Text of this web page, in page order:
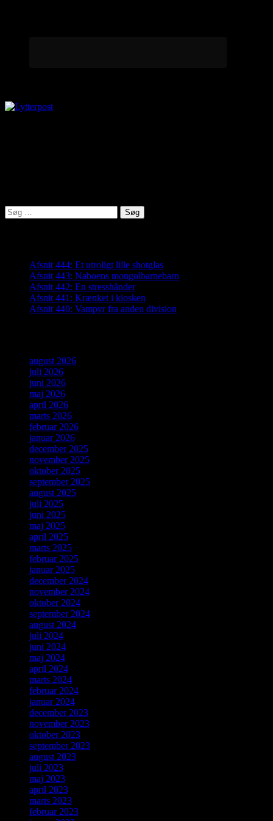
Søg
efter:
Afsnit 444: Et utroligt lille shotglas
Afsnit 443: Naboens mongolbarnebarn
Afsnit 442: En stresshånder
Afsnit 441: Krænket i kiosken
Afsnit 440: Vampyr fra anden division
august 2026
juli 2026
juni 2026
maj 2026
april 2026
marts 2026
februar 2026
januar 2026
december 2025
november 2025
oktober 2025
september 2025
august 2025
juli 2025
juni 2025
maj 2025
april 2025
marts 2025
februar 2025
januar 2025
december 2024
november 2024
oktober 2024
september 2024
august 2024
juli 2024
juni 2024
maj 2024
april 2024
marts 2024
februar 2024
januar 2024
december 2023
november 2023
oktober 2023
september 2023
august 2023
juli 2023
maj 2023
april 2023
marts 2023
februar 2023